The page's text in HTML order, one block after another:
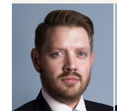
JETZT ENTDECKEN